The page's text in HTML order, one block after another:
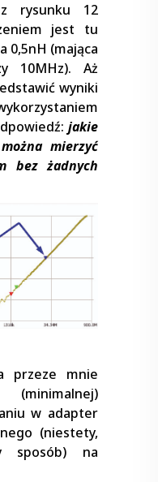
rysunku 12
jest tu
0,5nH (mająca
10MHz). Aż
wyniki
jakie
mierzyć
bez żadnych
przeze mnie
w adapter
(niestety,
sposób) na